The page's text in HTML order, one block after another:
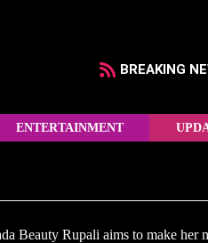
BREAKING
ENTERTAINMENT
Beauty Rupali aims to make her